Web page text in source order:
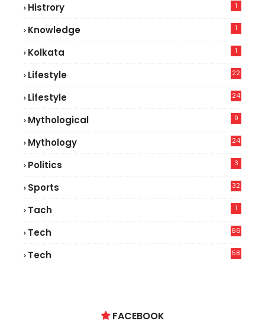
Histrory 1
Knowledge 1
Kolkata 1
Lifestyle
22
Lifestyle
24
Mythological 9
Mythology 24
Politics 3
Sports 32
Tach 1
Tech
66
Tech
58
FACEBOOK